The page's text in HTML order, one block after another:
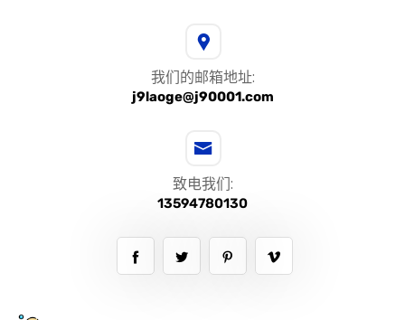
我们的邮箱地址:
j9laoge@j90001.com
致电我们:
13594780130